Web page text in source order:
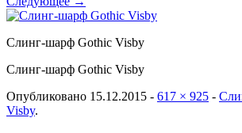
Слинг-шарф Gothic Visby
Слинг-шарф Gothic Visby
Опубликовано 15.12.2015 - 617 × 925 -
Visby.